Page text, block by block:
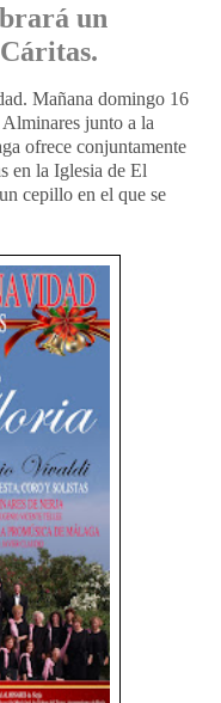
un
Mañana domingo 16
junto a la
ofrece conjuntamente
en la Iglesia de El
cepillo en el que se